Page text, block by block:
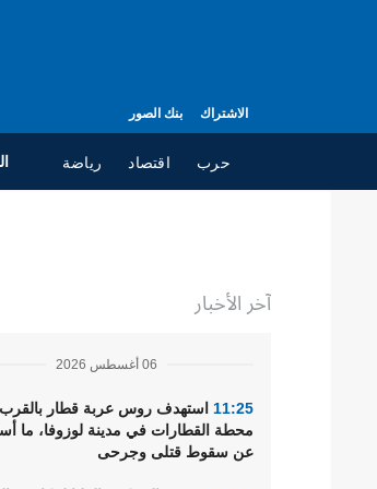
الاشتراك بنك الصور
حرب اقتصاد رياضة
حرب
تعافي أوكرانيا
مجتمع
آخر الأخبار
06 أغسطس 2026
11:25 استهدف روس عربة قطار
محطة القطارات في مدينة لوزوفا، ما
عن سقوط قتلى وجرحى